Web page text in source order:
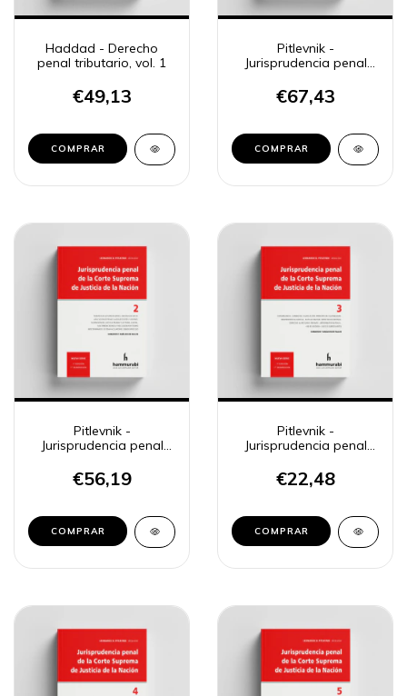
Haddad - Derecho
penal tributario, vol. 1
€49,13
COMPRAR
Pitlevnik -
Jurisprudencia penal
€67,43
COMPRAR
Pitlevnik -
Jurisprudencia penal
€56,19
COMPRAR
Pitlevnik -
Jurisprudencia penal
€22,48
COMPRAR